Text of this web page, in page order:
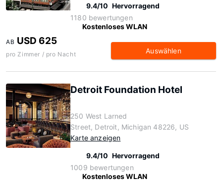
9.4/10 Hervorragend
1180 bewertungen
Kostenloses WLAN
AB USD 625
pro Zimmer / pro Nacht Auswählen
Detroit Foundation Hotel
250 West Larned
Street, Detroit, Michigan 48226, US
Karte anzeigen
9.4/10 Hervorragend
1009 bewertungen
Kostenloses WLAN